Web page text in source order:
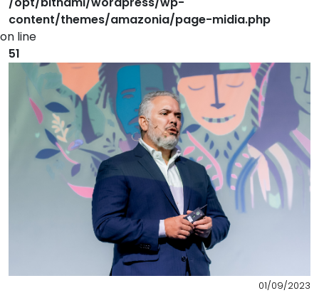
content/themes/amazonia/page-midia.php
on line
51
01/09/2023